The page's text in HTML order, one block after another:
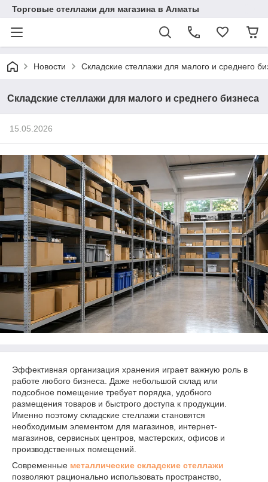
Торговые стеллажи для магазина в Алматы
Новости Складские стеллажи для малого и среднего
Складские стеллажи для малого и среднего бизнеса
15.05.2026
Эффективная организация хранения играет важную роль в
работе любого бизнеса. Даже небольшой склад или
подсобное помещение требует порядка, удобного
размещения товаров и быстрого доступа к продукции.
Именно поэтому складские стеллажи становятся
необходимым элементом для магазинов, интернет-
магазинов, сервисных центров, мастерских, офисов и
производственных помещений.
Современные металлические складские стеллажи
позволяют рационально использовать пространство,